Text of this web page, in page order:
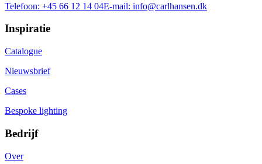
Telefoon: +45 66 12 14 04E-mail: info@carlhansen.dk
Inspiratie
Catalogue
Nieuwsbrief
Cases
Bespoke lighting
Bedrijf
Over